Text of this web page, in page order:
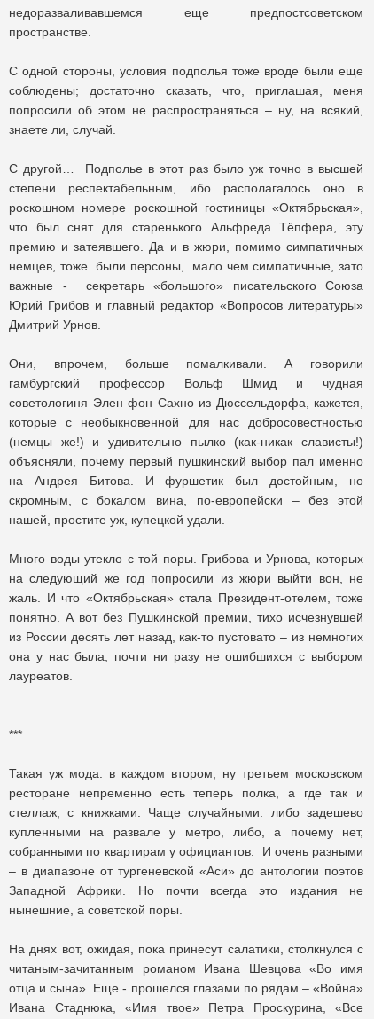
недоразваливавшемся еще предпостсоветском
пространстве.
С одной стороны, условия подполья тоже вроде были еще
соблюдены; достаточно сказать, что, приглашая, меня
попросили об этом не распространяться – ну, на всякий,
знаете ли, случай.
С другой… Подполье в этот раз было уж точно в высшей
степени респектабельным, ибо располагалось оно в
роскошном номере роскошной гостиницы «Октябрьская»,
что был снят для старенького Альфреда Тёпфера, эту
премию и затеявшего. Да и в жюри, помимо симпатичных
немцев, тоже были персоны, мало чем симпатичные, зато
важные - секретарь «большого» писательского Союза
Юрий Грибов и главный редактор «Вопросов литературы»
Дмитрий Урнов.
Они, впрочем, больше помалкивали. А говорили
гамбургский профессор Вольф Шмид и чудная
советологиня Элен фон Сахно из Дюссельдорфа, кажется,
которые с необыкновенной для нас добросовестностью
(немцы же!) и удивительно пылко (как-никак слависты!)
объясняли, почему первый пушкинский выбор пал именно
на Андрея Битова. И фуршетик был достойным, но
скромным, с бокалом вина, по-европейски – без этой
нашей, простите уж, купецкой удали.
Много воды утекло с той поры. Грибова и Урнова, которых
на следующий же год попросили из жюри выйти вон, не
жаль. И что «Октябрьская» стала Президент-отелем, тоже
понятно. А вот без Пушкинской премии, тихо исчезнувшей
из России десять лет назад, как-то пустовато – из немногих
она у нас была, почти ни разу не ошибшихся с выбором
лауреатов.
***
Такая уж мода: в каждом втором, ну третьем московском
ресторане непременно есть теперь полка, а где так и
стеллаж, с книжками. Чаще случайными: либо задешево
купленными на развале у метро, либо, а почему нет,
собранными по квартирам у официантов. И очень разными
– в диапазоне от тургеневской «Аси» до антологии поэтов
Западной Африки. Но почти всегда это издания не
нынешние, а советской поры.
На днях вот, ожидая, пока принесут салатики, столкнулся с
читаным-зачитанным романом Ивана Шевцова «Во имя
отца и сына». Еще - прошелся глазами по рядам – «Война»
Ивана Стаднюка, «Имя твое» Петра Проскурина, «Все